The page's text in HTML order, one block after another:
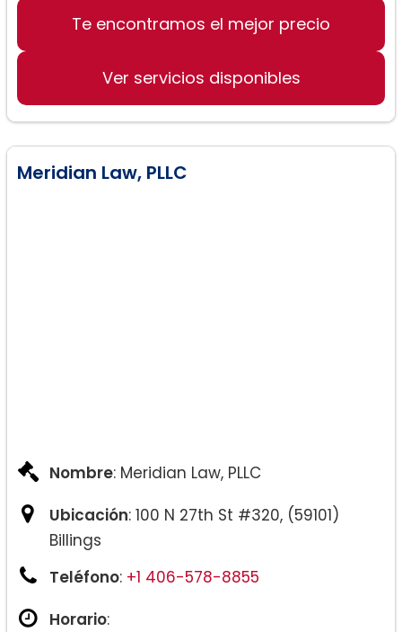
Custodia y visitas a los hijos
Te encontramos el mejor precio
Ver servicios disponibles
Meridian Law, PLLC
Nombre: Meridian Law, PLLC
Ubicación: 100 N 27th St #320, (59101)
Billings
Teléfono: +1 406-578-8855
Horario: